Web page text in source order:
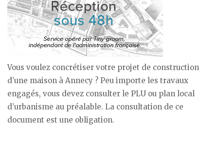
Vous voulez concrétiser votre projet de construction
d’une maison à Annecy ? Peu importe les travaux
engagés, vous devez consulter le PLU ou plan local
d’urbanisme au préalable. La consultation de ce
document est une obligation.